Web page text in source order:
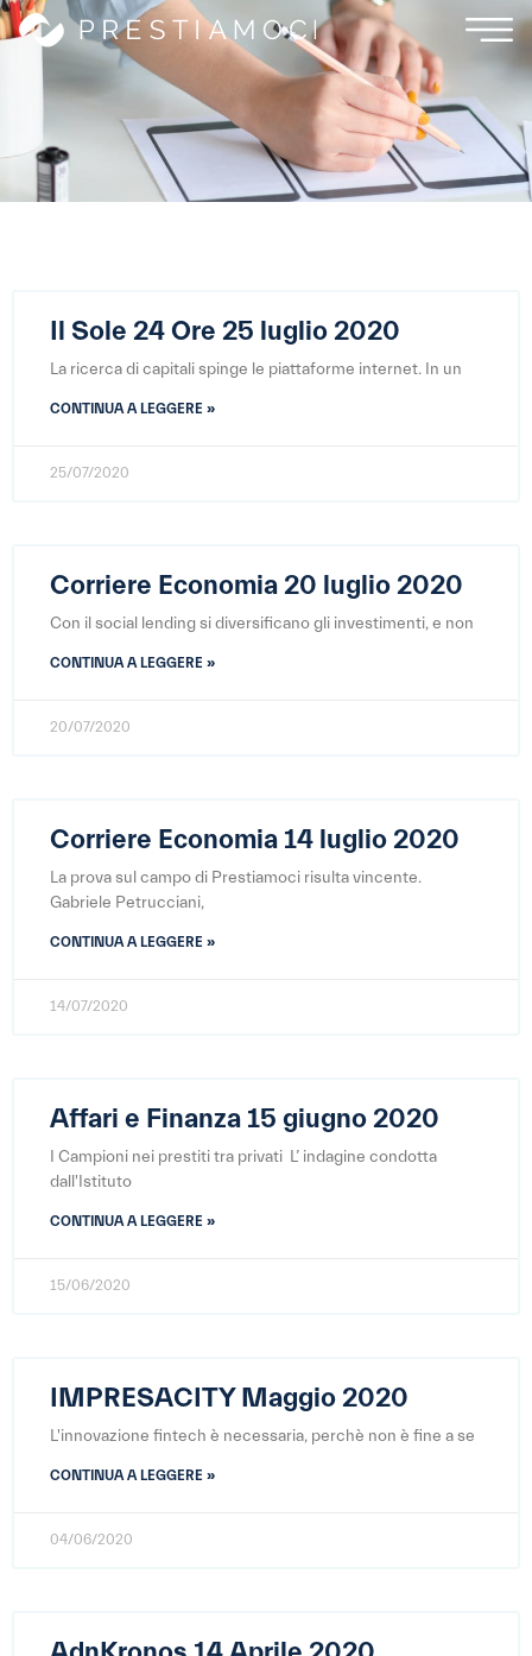
Il Sole 24 Ore 25 luglio 2020
La ricerca di capitali spinge le piattaforme internet. In un
CONTINUA A LEGGERE »
25/07/2020
Corriere Economia 20 luglio 2020
Con il social lending si diversificano gli investimenti, e non
CONTINUA A LEGGERE »
20/07/2020
Corriere Economia 14 luglio 2020
La prova sul campo di Prestiamoci risulta vincente.
Gabriele Petrucciani,
CONTINUA A LEGGERE »
14/07/2020
Affari e Finanza 15 giugno 2020
I Campioni nei prestiti tra privati L’ indagine condotta
dall'Istituto
CONTINUA A LEGGERE »
15/06/2020
IMPRESACITY Maggio 2020
L'innovazione fintech è necessaria, perchè non è fine a se
CONTINUA A LEGGERE »
04/06/2020